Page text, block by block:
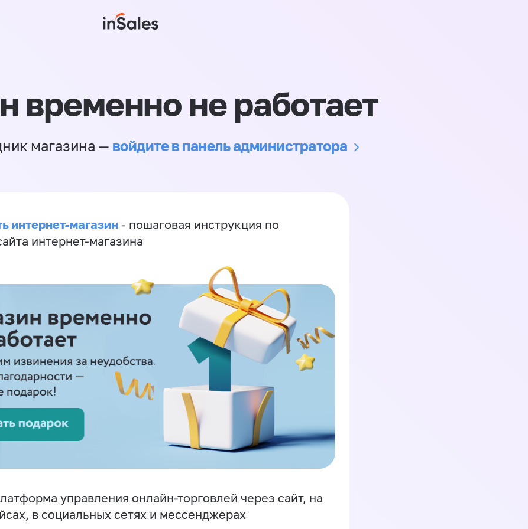
временно не работает
магазина — войдите в панель администратора
интернет-магазин - пошаговая инструкция по
интернет-магазина
управления онлайн-торговлей через сайт, на
в социальных сетях и мессенджерах